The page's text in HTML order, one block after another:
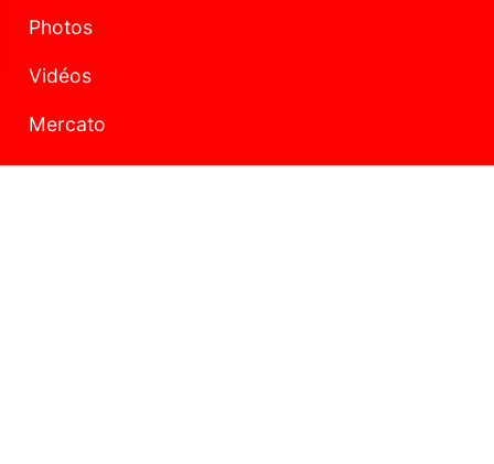
Photos
Vidéos
Mercato